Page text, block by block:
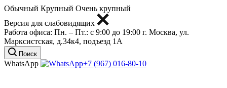
Обычный Крупный Очень крупный
Версия для слабовидящих
Работа офиса: Пн. – Пт.: с 9:00 до 19:00 г. Москва, ул.
Марксистская, д.34к4, подъезд 1А
Поиск
WhatsApp +7 (967) 016-80-10